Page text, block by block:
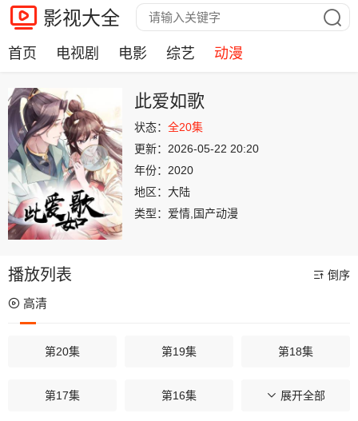
影视大全
首页 电视剧 电影 综艺 动漫
此爱如歌
状态： 全20集
更新： 2026-05-22 20:20
年份： 2020
地区： 大陆
类型： 爱情,国产动漫
播放列表 倒序
高清
第20集 第19集 第18集
第17集 第16集 第15集
展开全部